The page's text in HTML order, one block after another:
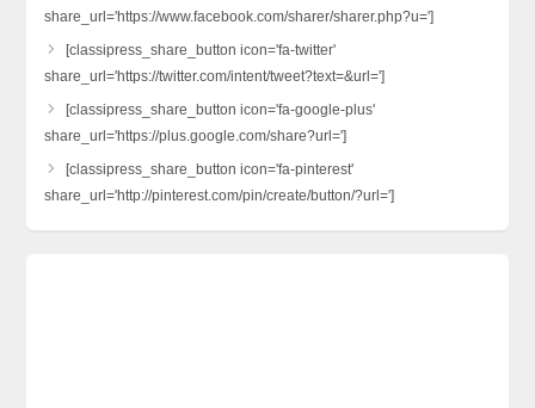
share_url='https://www.facebook.com/sharer/sharer.php?u=']
[classipress_share_button icon='fa-twitter'
share_url='https://twitter.com/intent/tweet?text=&url=']
[classipress_share_button icon='fa-google-plus'
share_url='https://plus.google.com/share?url=']
[classipress_share_button icon='fa-pinterest'
share_url='http://pinterest.com/pin/create/button/?url=']